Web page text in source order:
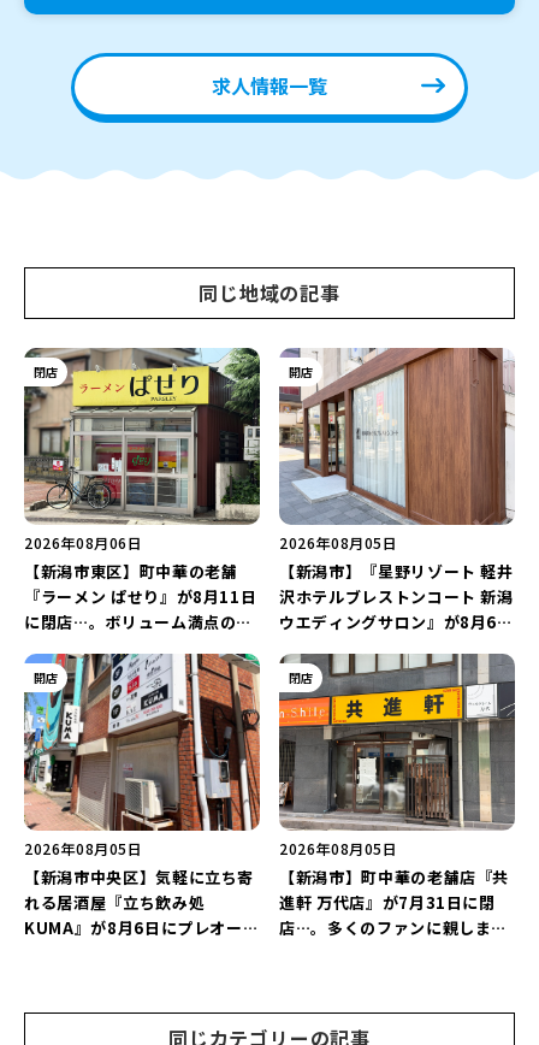
求人情報一覧
同じ地域の記事
閉店
2026年08月06日
【新潟市東区】町中華の老舗
『ラーメン ぱせり』が8月11日
に閉店…。ボリューム満点の名
開店
2026年08月05日
【新潟市】『星野リゾート 軽井
沢ホテルブレストンコート 新潟
ウエディングサロン』が8月6日
グを万代で相談しよう♪
開店
2026年08月05日
【新潟市中央区】気軽に立ち寄
れる居酒屋『立ち飲み処
KUMA』が8月6日にプレオープ
閉店
2026年08月05日
【新潟市】町中華の老舗店『共
進軒 万代店』が7月31日に閉
店…。多くのファンに親しまれ
同じカテゴリーの記事